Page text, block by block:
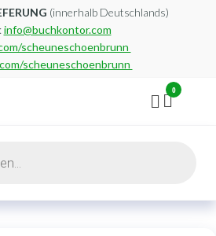
(innerhalb Deutschlands)
info@buchkontor.com
scheuneschoenbrunn
scheuneschoenbrunn
0